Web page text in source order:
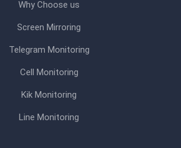
Why Choose us
Screen Mirroring
Telegram Monitoring
Cell Monitoring
Kik Monitoring
Line Monitoring